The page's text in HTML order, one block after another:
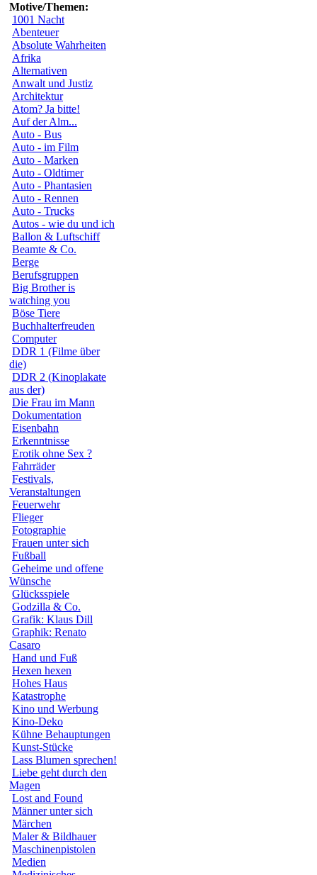
Motive/Themen:
1001 Nacht
Abenteuer
Absolute Wahrheiten
Afrika
Alternativen
Anwalt und Justiz
Architektur
Atom? Ja bitte!
Auf der Alm...
Auto - Bus
Auto - im Film
Auto - Marken
Auto - Oldtimer
Auto - Phantasien
Auto - Rennen
Auto - Trucks
Autos - wie du und ich
Ballon & Luftschiff
Beamte & Co.
Berge
Berufsgruppen
Big Brother is
watching you
Böse Tiere
Buchhalterfreuden
Computer
DDR 1 (Filme über
die)
DDR 2 (Kinoplakate
aus der)
Die Frau im Mann
Dokumentation
Eisenbahn
Erkenntnisse
Erotik ohne Sex ?
Fahrräder
Festivals,
Veranstaltungen
Feuerwehr
Flieger
Fotographie
Frauen unter sich
Fußball
Geheime und offene
Wünsche
Glücksspiele
Godzilla & Co.
Grafik: Klaus Dill
Graphik: Renato
Casaro
Hand und Fuß
Hexen hexen
Hohes Haus
Katastrophe
Kino und Werbung
Kino-Deko
Kühne Behauptungen
Kunst-Stücke
Lass Blumen sprechen!
Liebe geht durch den
Magen
Lost and Found
Männer unter sich
Märchen
Maler & Bildhauer
Maschinenpistolen
Medien